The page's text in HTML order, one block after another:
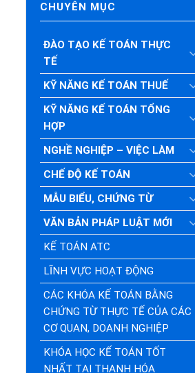
CHUYÊN MỤC
ĐÀO TẠO KẾ TOÁN THỰC
TẾ
KỸ NĂNG KẾ TOÁN THUẾ
KỸ NĂNG KẾ TOÁN TỔNG
HỢP
NGHỀ NGHIỆP – VIỆC LÀM
CHẾ ĐỘ KẾ TOÁN
MẪU BIỂU, CHỨNG TỪ
VĂN BẢN PHÁP LUẬT MỚI
KẾ TOÁN ATC
LĨNH VỰC HOẠT ĐỘNG
CÁC KHÓA KẾ TOÁN BẰNG
CHỨNG TỪ THỰC TẾ CỦA CÁC
CƠ QUAN, DOANH NGHIỆP
KHÓA HỌC KẾ TOÁN TỐT
NHẤT TẠI THANH HÓA